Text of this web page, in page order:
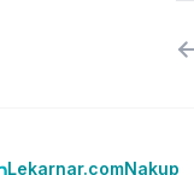
Lekarnar.comNakup